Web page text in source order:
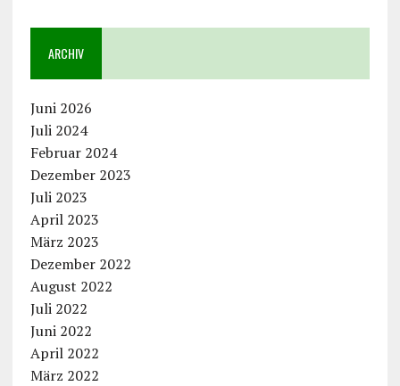
ARCHIV
Juni 2026
Juli 2024
Februar 2024
Dezember 2023
Juli 2023
April 2023
März 2023
Dezember 2022
August 2022
Juli 2022
Juni 2022
April 2022
März 2022